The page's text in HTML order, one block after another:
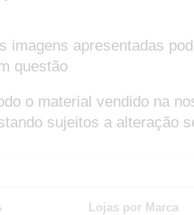
imagens apresentadas
questão
o material vendido na
sujeitos a alteração
Lojas por Marca